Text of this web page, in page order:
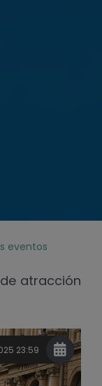
eventos
atracción
23:59